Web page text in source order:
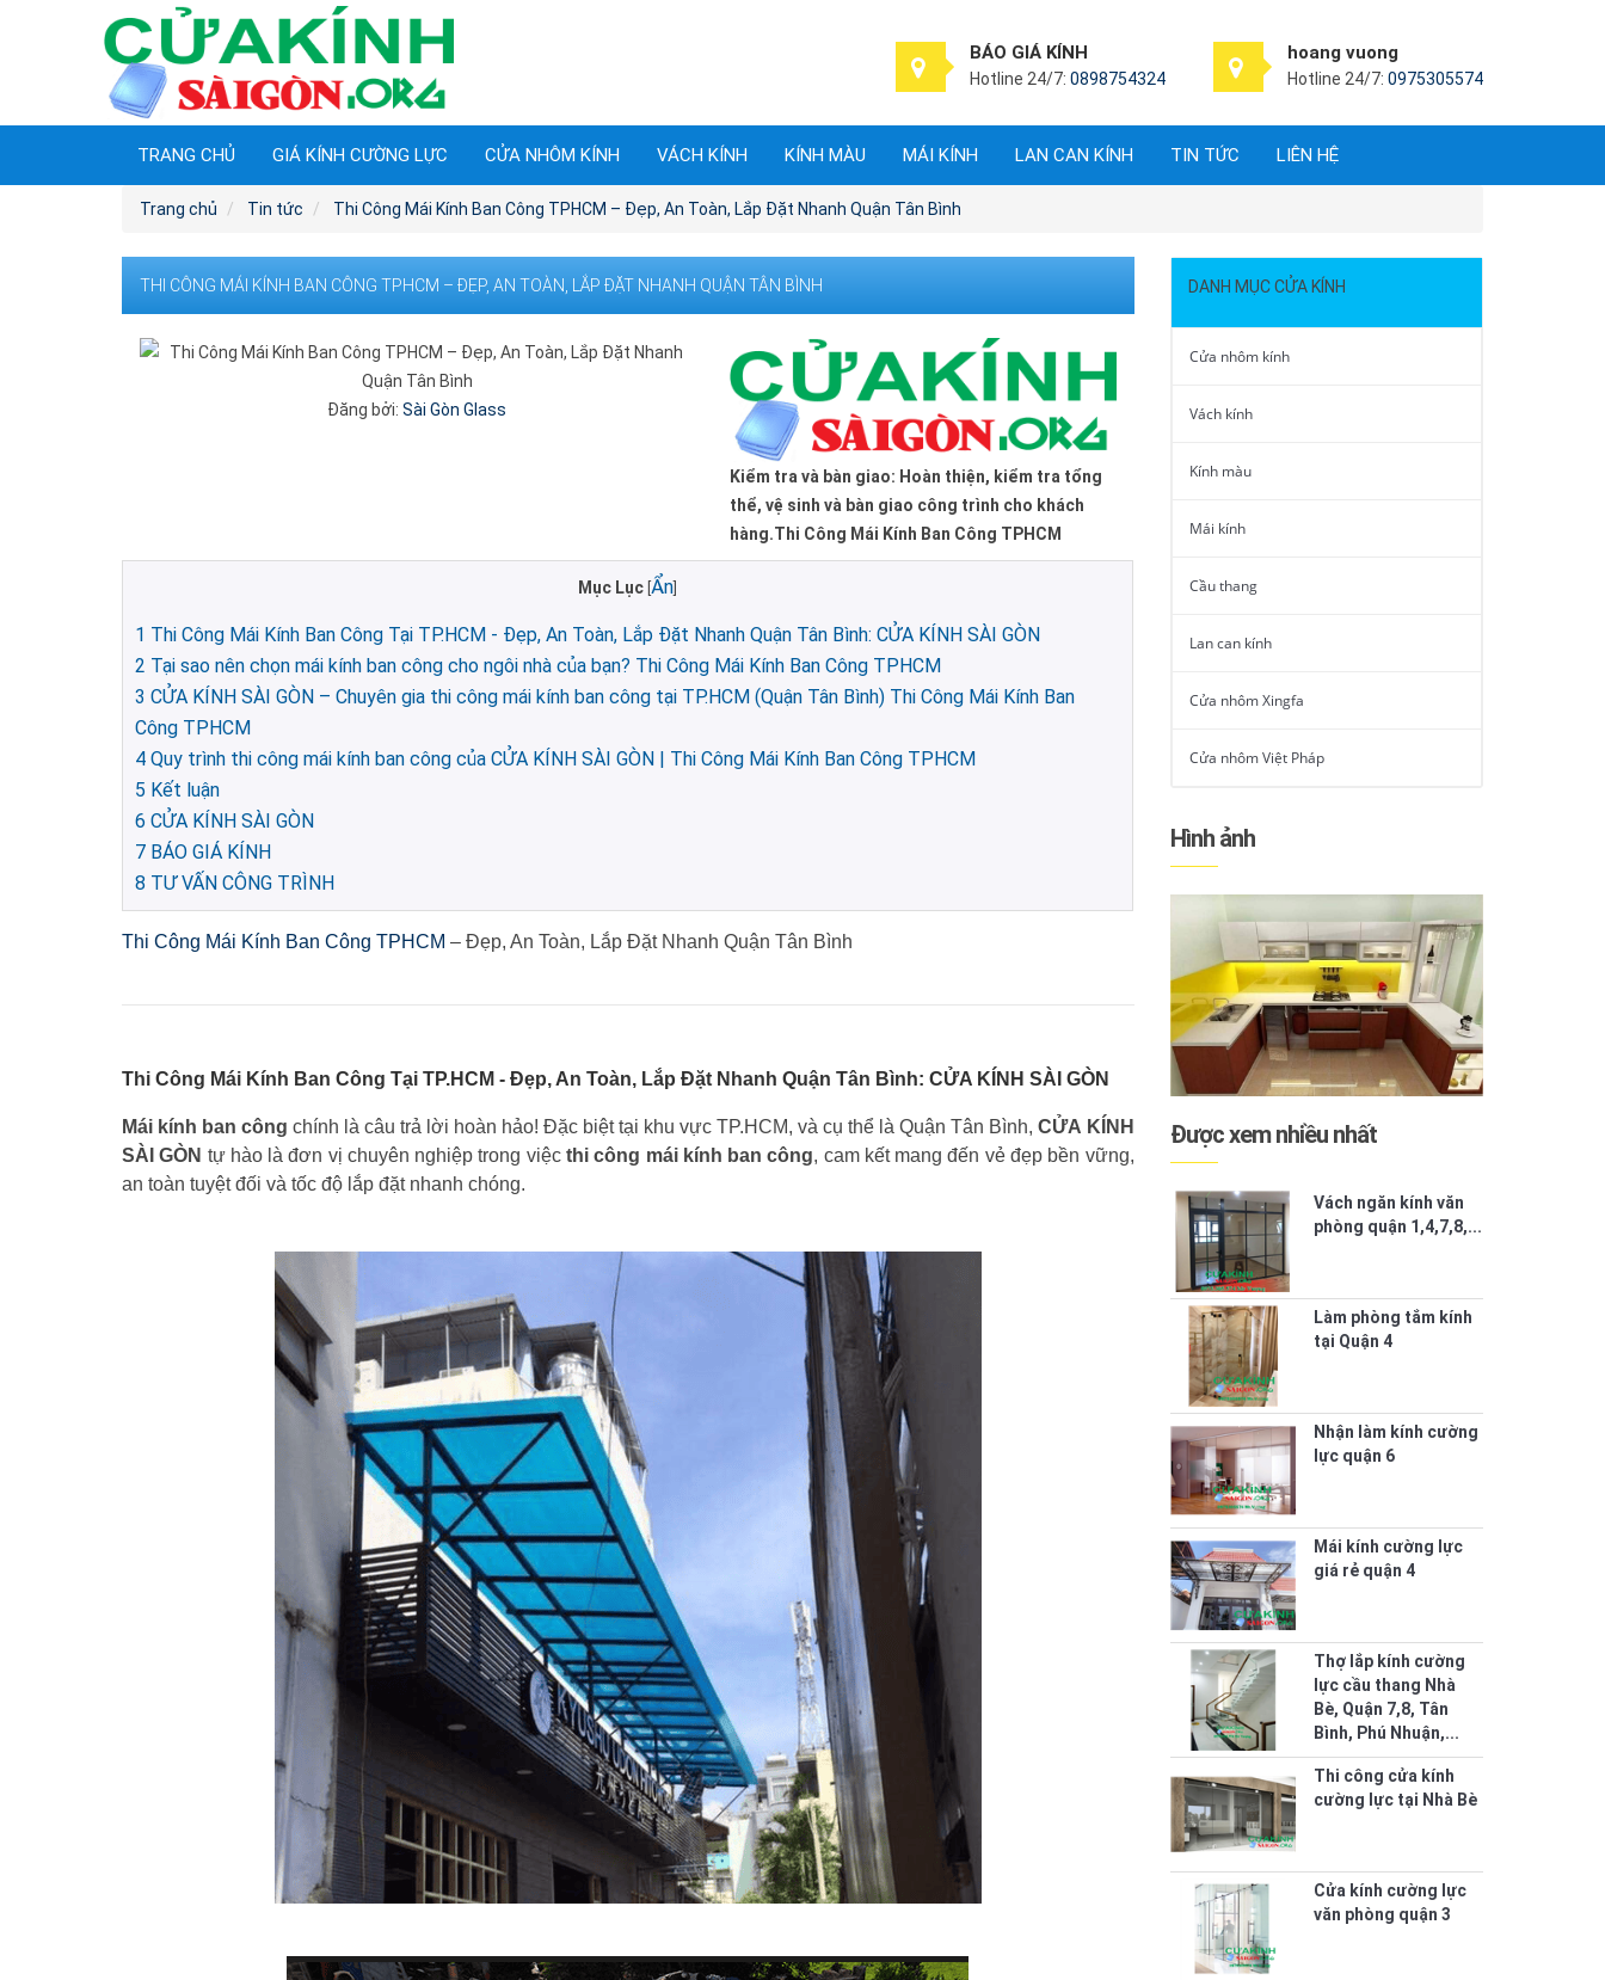
BÁO GIÁ KÍNH
Hotline 24/7: 0898754324
hoang vuong
Hotline 24/7: 0975305574
TRANG CHỦ GIÁ KÍNH CƯỜNG LỰC CỬA NHÔM KÍNH VÁCH KÍNH KÍNH MÀU MÁI KÍNH LAN CAN KÍNH TIN TỨC LIÊN HỆ
Trang chủ Tin tức Thi Công Mái Kính Ban Công TPHCM – Đẹp, An Toàn, Lắp Đặt Nhanh Quận Tân Bình
THI CÔNG MÁI KÍNH BAN CÔNG TPHCM – ĐẸP, AN TOÀN, LẮP ĐẶT NHANH QUẬN TÂN BÌNH
Đăng bởi:Sài Gòn Glass
Kiểm tra và bàn giao: Hoàn thiện, kiểm tra tổng
thể, vệ sinh và bàn giao công trình cho khách
hàng.Thi Công Mái Kính Ban Công TPHCM ​​​​​​​
Mục Lục Ẩn
1 Thi Công Mái Kính Ban Công Tại TP.HCM - Đẹp, An Toàn, Lắp Đặt Nhanh Quận Tân Bình: CỬA KÍNH SÀI GÒN
2 Tại sao nên chọn mái kính ban công cho ngôi nhà của bạn? Thi Công Mái Kính Ban Công TPHCM
3 CỬA KÍNH SÀI GÒN – Chuyên gia thi công mái kính ban công tại TP.HCM (Quận Tân Bình) Thi Công Mái Kính Ban
Công TPHCM
4 Quy trình thi công mái kính ban công của CỬA KÍNH SÀI GÒN | Thi Công Mái Kính Ban Công TPHCM
5 Kết luận
6 CỬA KÍNH SÀI GÒN
7 BÁO GIÁ KÍNH
8 TƯ VẤN CÔNG TRÌNH
Thi Công Mái Kính Ban Công TPHCM – Đẹp, An Toàn, Lắp Đặt Nhanh Quận Tân Bình
Thi Công Mái Kính Ban Công Tại TP.HCM - Đẹp, An Toàn, Lắp Đặt Nhanh Quận Tân Bình: CỬA KÍNH SÀI GÒN
Mái kính ban công chính là câu trả lời hoàn hảo! Đặc biệt tại khu vực TP.HCM, và cụ thể là Quận Tân Bình,CỬA KÍNH
SÀI GÒN tự hào là đơn vị chuyên nghiệp trong việc thi công mái kính ban công, cam kết mang đến vẻ đẹp bền vững,
an toàn tuyệt đối và tốc độ lắp đặt nhanh chóng.
DANH MỤC CỬA KÍNH
Cửa nhôm kính
Vách kính
Kính màu
Mái kính
Cầu thang
Lan can kính
Cửa nhôm Xingfa
Cửa nhôm Việt Pháp
Hình ảnh
Được xem nhiều nhất
Vách ngăn kính văn
phòng quận 1,4,7,8,...
Làm phòng tắm kính
tại Quận 4
Nhận làm kính cường
lực quận 6
Mái kính cường lực
giá rẻ quận 4
Thợ lắp kính cường
lực cầu thang Nhà
Bè, Quận 7,8, Tân
Bình, Phú Nhuận,...
Thi công cửa kính
cường lực tại Nhà Bè
Cửa kính cường lực
văn phòng quận 3